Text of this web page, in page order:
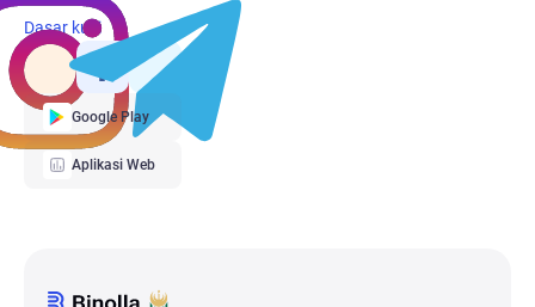
Dasar kuki
Google Play
Aplikasi Web